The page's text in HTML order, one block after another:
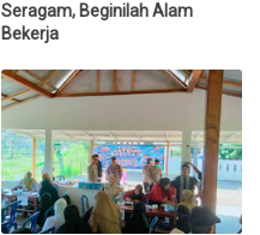
Seragam, Beginilah Alam
Bekerja